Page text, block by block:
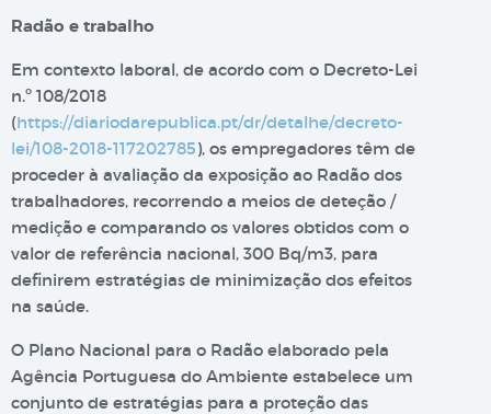
Radão e trabalho
Em contexto laboral, de acordo com o Decreto-Lei
n.º 108/2018
(https://diariodarepublica.pt/dr/detalhe/decreto-
lei/108-2018-117202785), os empregadores têm de
proceder à avaliação da exposição ao Radão dos
trabalhadores, recorrendo a meios de deteção /
medição e comparando os valores obtidos com o
valor de referência nacional, 300 Bq/m3, para
definirem estratégias de minimização dos efeitos
na saúde.
O Plano Nacional para o Radão elaborado pela
Agência Portuguesa do Ambiente estabelece um
conjunto de estratégias para a proteção das